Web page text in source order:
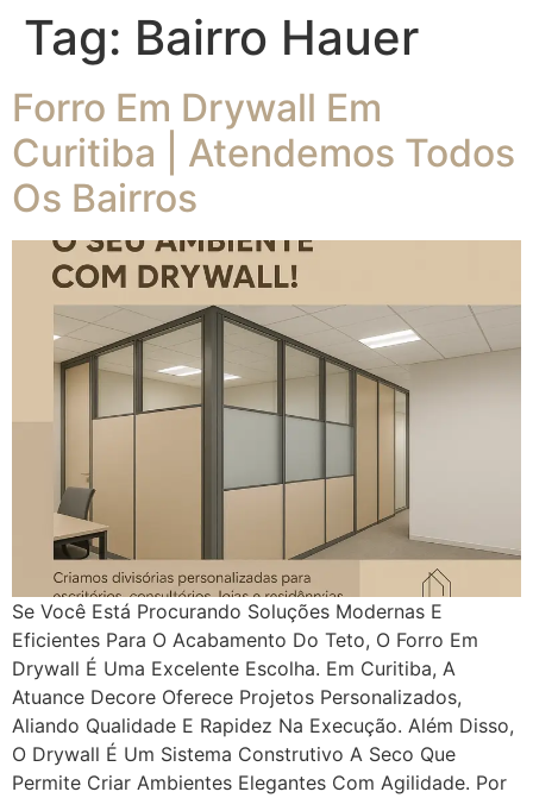
Tag: Bairro Hauer
Forro Em Drywall Em
Curitiba | Atendemos Todos
Os Bairros
Se Você Está Procurando Soluções Modernas E
Eficientes Para O Acabamento Do Teto, O Forro Em
Drywall É Uma Excelente Escolha. Em Curitiba, A
Atuance Decore Oferece Projetos Personalizados,
Aliando Qualidade E Rapidez Na Execução. Além Disso,
O Drywall É Um Sistema Construtivo A Seco Que
Permite Criar Ambientes Elegantes Com Agilidade. Por